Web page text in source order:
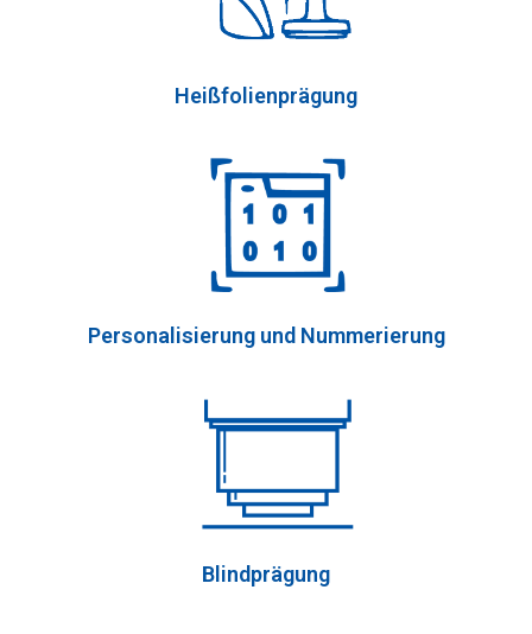
Heißfolienprägung
Personalisierung und Nummerierung
Blindprägung